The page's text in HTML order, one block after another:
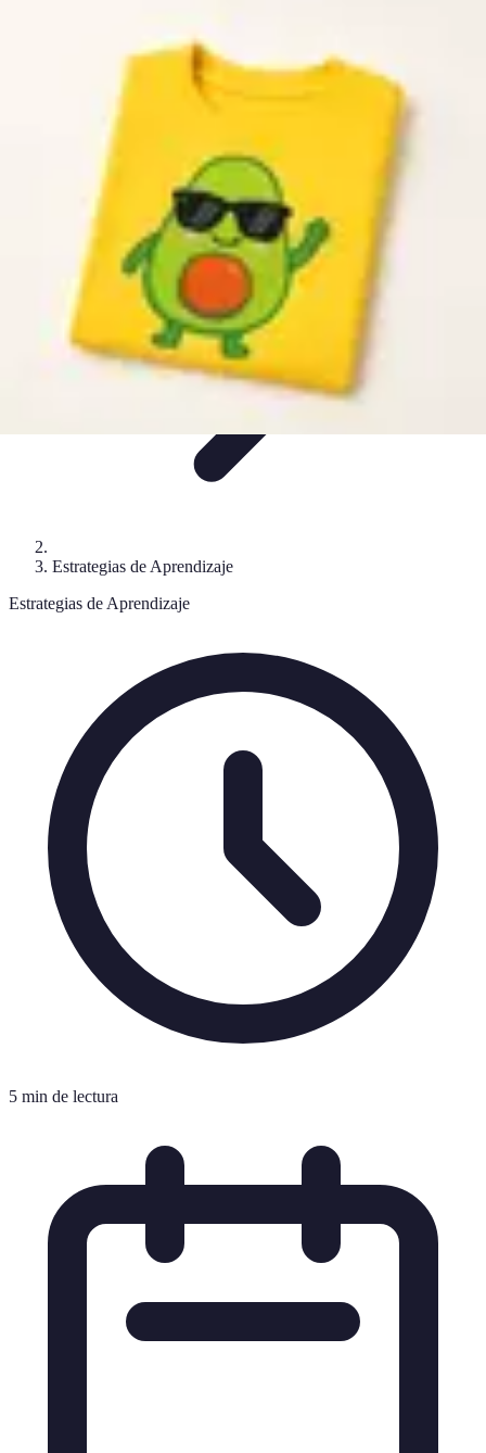
Herramientas Digitales
Aprendizaje Colaborativo Implementación de Tecnología
Educación Digital
Estrategias de Aprendizaje
Estrategias de Aprendizaje
5 min de lectura